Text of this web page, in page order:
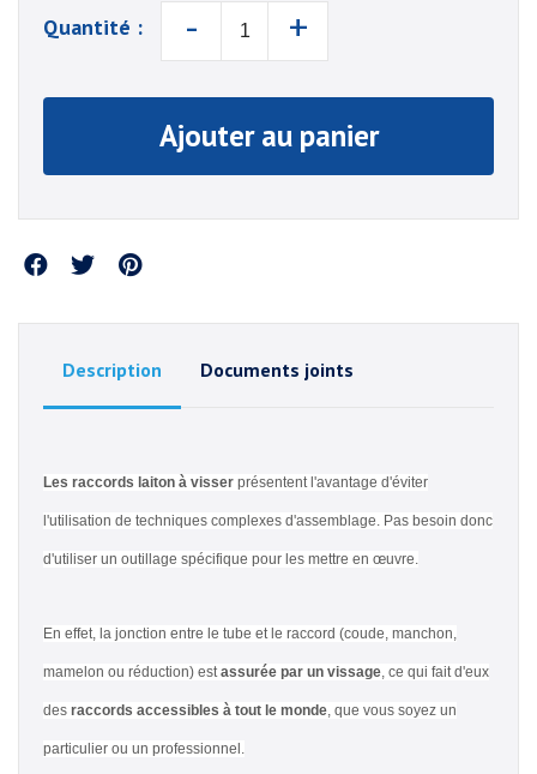
Quantité : - +
Ajouter au panier
Partager
Description Documents joints
Les raccords laiton à visser présentent l'avantage d'éviter
l'utilisation de techniques complexes d'assemblage. Pas besoin donc
d'utiliser un outillage spécifique pour les mettre en œuvre.
En effet, la jonction entre le tube et le raccord (coude, manchon,
mamelon ou réduction) estassurée par un vissage, ce qui fait d'eux
des raccords accessibles à tout le monde, que vous soyez un
particulier ou un professionnel.